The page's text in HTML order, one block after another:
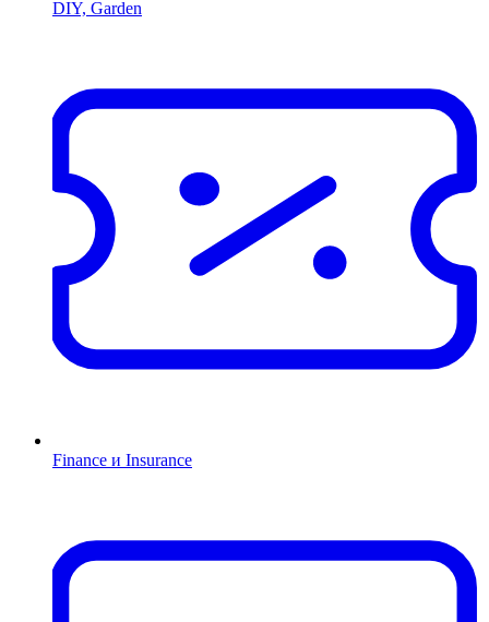
DIY, Garden
Finance и Insurance